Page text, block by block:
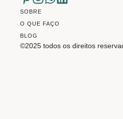
SOBRE
O QUE FAÇO
BLOG
©2025 todos os direitos